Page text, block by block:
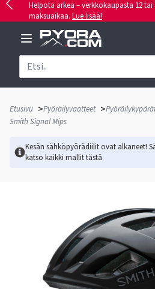
Helpota arkea – verkkokaupasta 12
maksuaikaa. Lue lisää!
Etusivu >Pyöräilyvaatteet >
Smith Signal Mips
Kesän sähköpyörädiilit ovat alkaneet!
katso kaikki mallittästä